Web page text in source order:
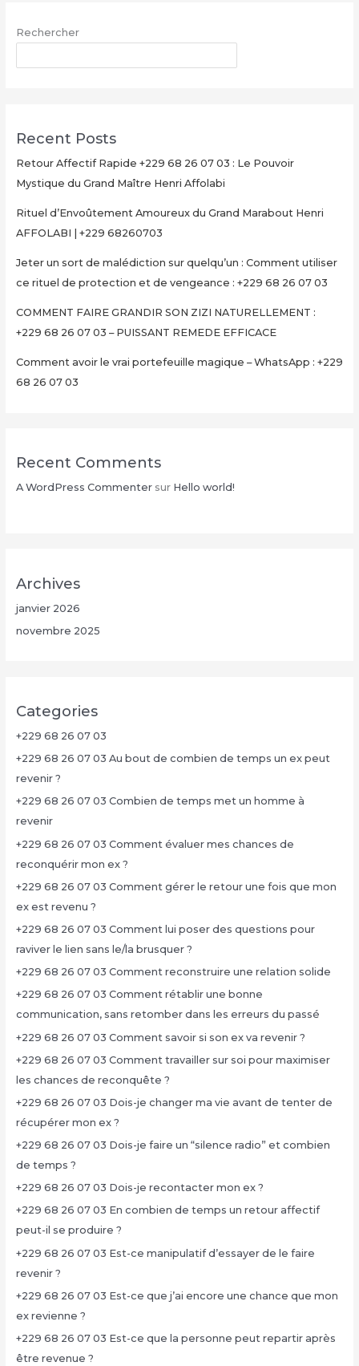
|
68260703
Rechercher
Recent Posts
Retour Affectif Rapide +229 68 26 07 03 : Le Pouvoir
Mystique du Grand Maître Henri Affolabi
Rituel d’Envoûtement Amoureux du Grand Marabout Henri
AFFOLABI | +229 68260703
Jeter un sort de malédiction sur quelqu’un : Comment utiliser
ce rituel de protection et de vengeance : +229 68 26 07 03
COMMENT FAIRE GRANDIR SON ZIZI NATURELLEMENT :
+229 68 26 07 03 – PUISSANT REMEDE EFFICACE
Comment avoir le vrai portefeuille magique – WhatsApp : +229
68 26 07 03
Recent Comments
A WordPress Commentersur Hello world!
Archives
janvier 2026
novembre 2025
Categories
+229 68 26 07 03
+229 68 26 07 03 Au bout de combien de temps un ex peut
revenir ?
+229 68 26 07 03 Combien de temps met un homme à
revenir
+229 68 26 07 03 Comment évaluer mes chances de
reconquérir mon ex ?
+229 68 26 07 03 Comment gérer le retour une fois que mon
ex est revenu ?
+229 68 26 07 03 Comment lui poser des questions pour
raviver le lien sans le/la brusquer ?
+229 68 26 07 03 Comment reconstruire une relation solide
+229 68 26 07 03 Comment rétablir une bonne
communication, sans retomber dans les erreurs du passé
+229 68 26 07 03 Comment savoir si son ex va revenir ?
+229 68 26 07 03 Comment travailler sur soi pour maximiser
les chances de reconquête ?
+229 68 26 07 03 Dois-je changer ma vie avant de tenter de
récupérer mon ex ?
+229 68 26 07 03 Dois-je faire un “silence radio” et combien
de temps ?
+229 68 26 07 03 Dois-je recontacter mon ex ?
+229 68 26 07 03 En combien de temps un retour affectif
peut-il se produire ?
+229 68 26 07 03 Est-ce manipulatif d’essayer de le faire
revenir ?
+229 68 26 07 03 Est-ce que j’ai encore une chance que mon
ex revienne ?
+229 68 26 07 03 Est-ce que la personne peut repartir après
être revenue ?